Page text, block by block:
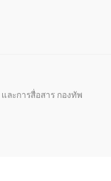
ะการสื่อสาร กองทัพ